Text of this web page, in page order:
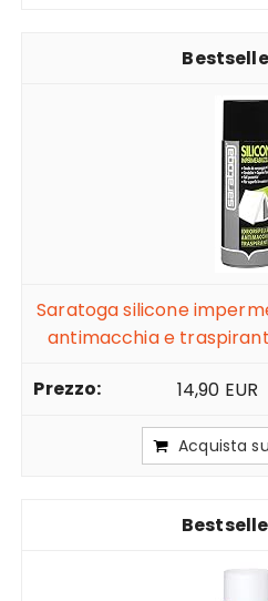
Saratoga silicone
antimacchia e
14,90 EUR
Acquista